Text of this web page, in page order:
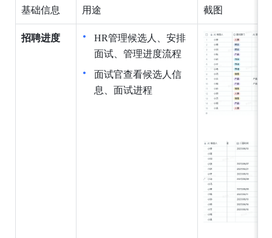
基础信息 用途 截图
招聘进度
HR管理候选人、安排
面试、管理进度流程
面试官查看候选人信
息、面试进程